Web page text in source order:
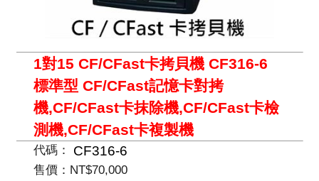
1對15 CF/CFast卡拷貝機 CF316-6
標準型 CF/CFast記憶卡對拷
機,CF/CFast卡抹除機,CF/CFast卡檢
測機,CF/CFast卡複製機
代碼： CF316-6
售價： NT$70,000